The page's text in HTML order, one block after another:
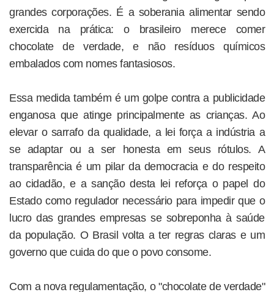
grandes corporações. É a soberania alimentar sendo
exercida na prática: o brasileiro merece comer
chocolate de verdade, e não resíduos químicos
embalados com nomes fantasiosos.
Essa medida também é um golpe contra a publicidade
enganosa que atinge principalmente as crianças. Ao
elevar o sarrafo da qualidade, a lei força a indústria a
se adaptar ou a ser honesta em seus rótulos. A
transparência é um pilar da democracia e do respeito
ao cidadão, e a sanção desta lei reforça o papel do
Estado como regulador necessário para impedir que o
lucro das grandes empresas se sobreponha à saúde
da população. O Brasil volta a ter regras claras e um
governo que cuida do que o povo consome.
Com a nova regulamentação, o "chocolate de verdade"